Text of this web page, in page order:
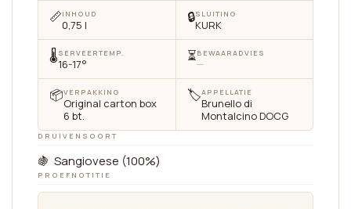
📏INHOUD
0,75 l 🔒SLUITING
KURK
🌡SERVEERTEMP.
16-17° ⏳BEWAARADVIES
—
📦VERPAKKING
Original carton box
6 bt.
🏷APPELLATIE
Brunello di
Montalcino DOCG
DRUIVENSOORT
🍇 Sangiovese (100%)
PROEFNOTITIE